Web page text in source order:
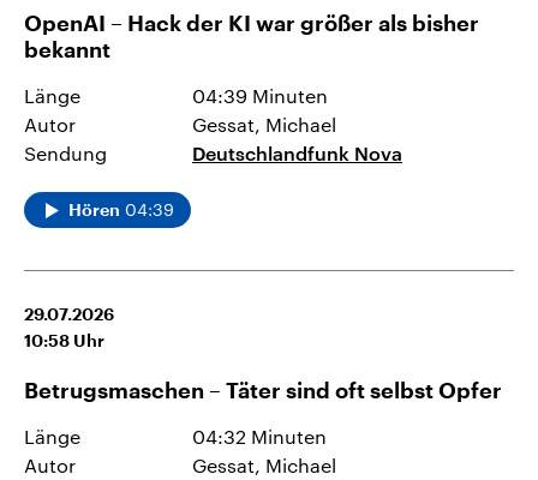
OpenAI – Hack der KI war größer als bisher
bekannt
Länge
04:39 Minuten
Autor
Gessat, Michael
Sendung
Deutschlandfunk Nova
Hören 04:39
29.07.2026
10:58 Uhr
Betrugsmaschen – Täter sind oft selbst Opfer
Länge
04:32 Minuten
Autor
Gessat, Michael